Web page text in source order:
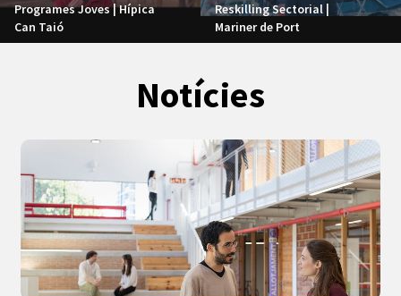
Programes Joves | Hípica
Can Taió
Reskilling Sectorial |
Mariner de Port
Notícies